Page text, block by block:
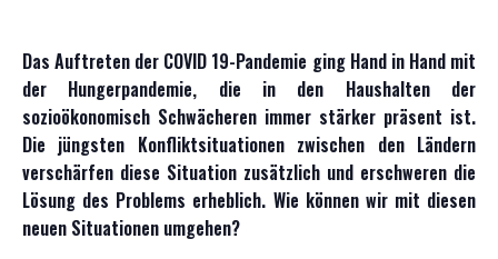
Das Auftreten der COVID 19-Pandemie ging Hand in Hand mit
der Hungerpandemie, die in den Haushalten der
sozioökonomisch Schwächeren immer stärker präsent ist.
Die jüngsten Konfliktsituationen zwischen den Ländern
verschärfen diese Situation zusätzlich und erschweren die
Lösung des Problems erheblich. Wie können wir mit diesen
neuen Situationen umgehen?